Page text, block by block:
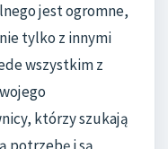
jest ogromne,
tylko z innymi
wszystkim z
którzy szukają